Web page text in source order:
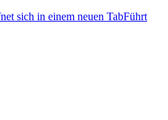
sich in einem neuen TabFührt